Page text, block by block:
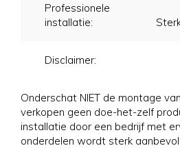
Professionele
installatie:
Disclaimer:
Onderschat NIET de montage
verkopen geen doe-het-zelf
installatie door een bedrijf met
onderdelen wordt sterk